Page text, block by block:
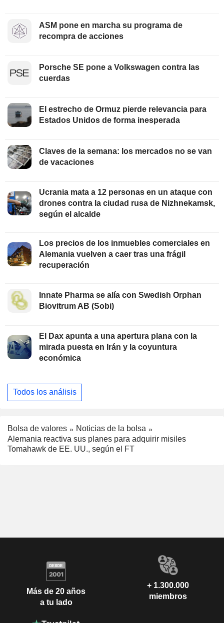
ASM pone en marcha su programa de
recompra de acciones
Porsche SE pone a Volkswagen contra las
cuerdas
El estrecho de Ormuz pierde relevancia para
Estados Unidos de forma inesperada
Claves de la semana: los mercados no se van
de vacaciones
Ucrania mata a 12 personas en un ataque con
drones contra la ciudad rusa de Nizhnekamsk,
según el alcalde
Los precios de los inmuebles comerciales en
Alemania vuelven a caer tras una frágil
recuperación
Innate Pharma se alía con Swedish Orphan
Biovitrum AB (Sobi)
El Dax apunta a una apertura plana con la
mirada puesta en Irán y la coyuntura
económica
Todos los análisis
Bolsa de valores
Noticias de la bolsa
Alemania reactiva sus planes para adquirir misiles
Tomahawk de EE. UU., según el FT
Más de 20 años
a tu lado
+ 1.300.000
miembros